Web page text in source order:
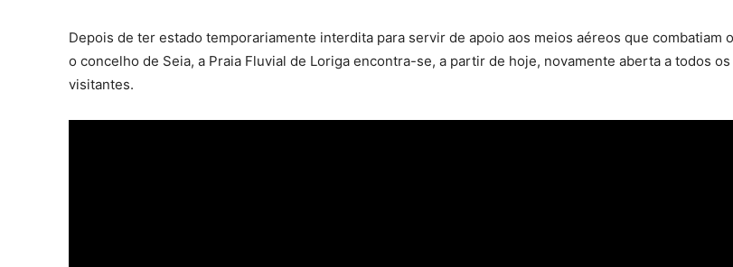
EM FOCO
OPINIÃO DOS LEITORES
Depois de ter estado temporariamente interdita para servir de apoio aos meios aéreos que combatiam
o concelho de Seia, a Praia Fluvial de Loriga encontra-se, a partir de hoje, novamente aberta a todos
visitantes.